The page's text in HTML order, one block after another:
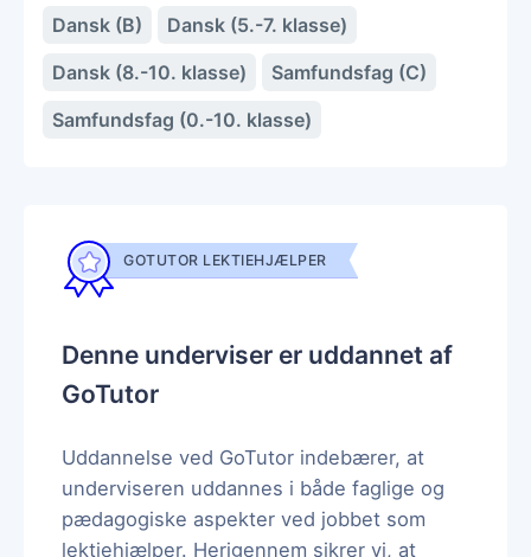
Dansk (B)
Dansk (5.-7. klasse)
Dansk (8.-10. klasse)
Samfundsfag (C)
Samfundsfag (0.-10. klasse)
GOTUTOR LEKTIEHJÆLPER
Denne underviser er uddannet af
GoTutor
Uddannelse ved GoTutor indebærer, at
underviseren uddannes i både faglige og
pædagogiske aspekter ved jobbet som
lektiehjælper. Herigennem sikrer vi, at